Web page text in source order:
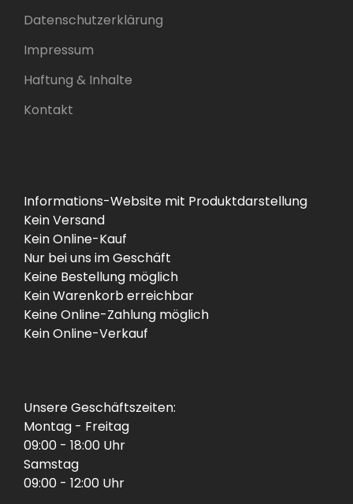
Datenschutzerklärung
Impressum
Haftung & Inhalte
Kontakt
Informations-Website mit Produktdarstellung
Kein Versand
Kein Online-Kauf
Nur bei uns im Geschäft
Keine Bestellung möglich
Kein Warenkorb erreichbar
Keine Online-Zahlung möglich
Kein Online-Verkauf
Unsere Geschäftszeiten:
Montag - Freitag
09:00 - 18:00 Uhr
Samstag
09:00 - 12:00 Uhr